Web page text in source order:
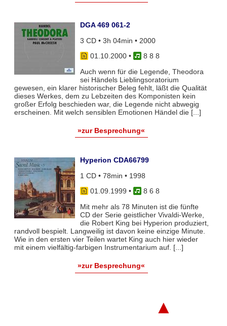
DGA 469 061-2
3 CD • 3h 04min • 2000
01.10.2000•
8 8 8
Auch wenn für die Legende, Theodora
sei Händels Lieblingsoratorium
gewesen, ein klarer historischer Beleg fehlt, läßt die Qualität
dieses Werkes, dem zu Lebzeiten des Komponisten kein
großer Erfolg beschieden war, die Legende nicht abwegig
erscheinen. Mit welch sensiblen Emotionen Händel die [...]
»zur Besprechung«
Hyperion CDA66799
1 CD • 78min • 1998
01.09.1999 •
8 6 8
Mit mehr als 78 Minuten ist die fünfte
CD der Serie geistlicher Vivaldi-Werke,
die Robert King bei Hyperion produziert,
randvoll bespielt. Langweilig ist davon keine einzige Minute.
Wie in den ersten vier Teilen wartet King auch hier wieder
mit einem vielfältig-farbigen Instrumentarium auf. [...]
»zur Besprechung«
▲